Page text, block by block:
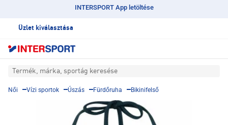
INTERSPORT App letöltése
Üzlet kiválasztása
Termék, márka, sportág keresése
Női Vízi sportok Úszás Fürdőruha Bikinifelső